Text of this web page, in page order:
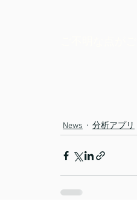
News 分析アプリ